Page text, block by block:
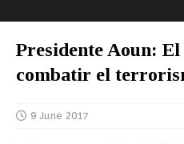
Presidente Aoun:
combatir el
9 June 2017